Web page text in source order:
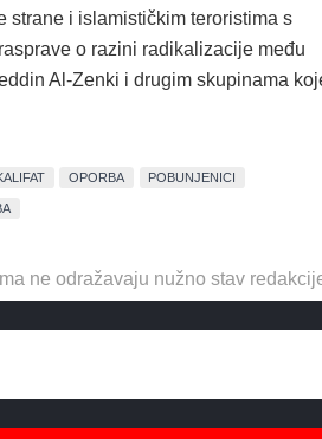
strane i islamističkim teroristima s
o razini radikalizacije među
Al-Zenki i drugim skupinama
OPORBA POBUNJENICI
ne odražavaju nužno stav